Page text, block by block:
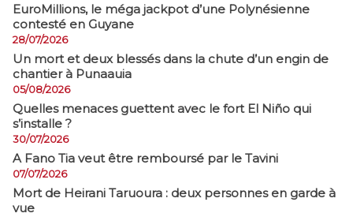
EuroMillions, ​le méga jackpot d’une Polynésienne
contesté en Guyane
28/07/2026
​Un mort et deux blessés dans la chute d’un engin de
chantier à Punaauia
05/08/2026
Quelles menaces guettent avec le fort El Niño qui
s’installe ?
30/07/2026
A Fano Tia veut être remboursé par le Tavini
07/07/2026
Mort de Heirani Taruoura : deux personnes en garde à
vue